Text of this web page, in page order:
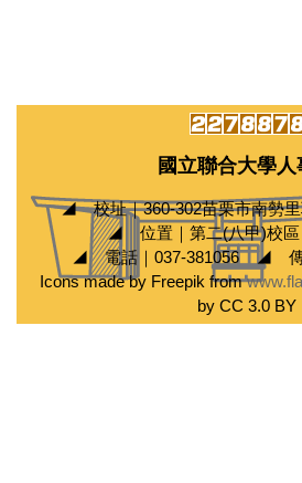
國立聯合大學人
◢ 校址｜360-302苗栗市南勢
◢ 位置｜第二(八甲)校區
◢ 電話｜037-381056 ◢ 傳
Icons made by Freepik from
by CC 3.0 BY